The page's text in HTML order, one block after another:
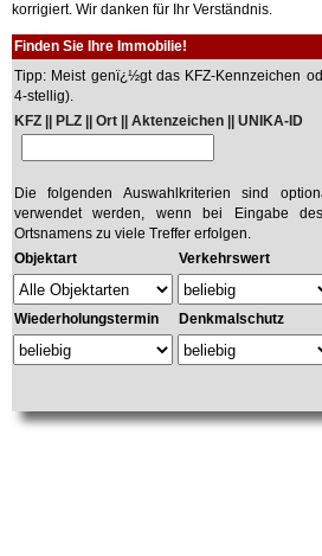
korrigiert. Wir danken für Ihr Verständnis.
Finden Sie Ihre Immobilie!
Tipp: Meist genï¿½gt das KFZ-Kennzeichen
4-stellig).
KFZ || PLZ || Ort || Aktenzeichen || UNIKA-ID
Die folgenden Auswahlkriterien sind
verwendet werden, wenn bei Eingabe
Ortsnamens zu viele Treffer erfolgen.
Objektart
Verkehrswert
Wiederholungstermin Denkmalschutz